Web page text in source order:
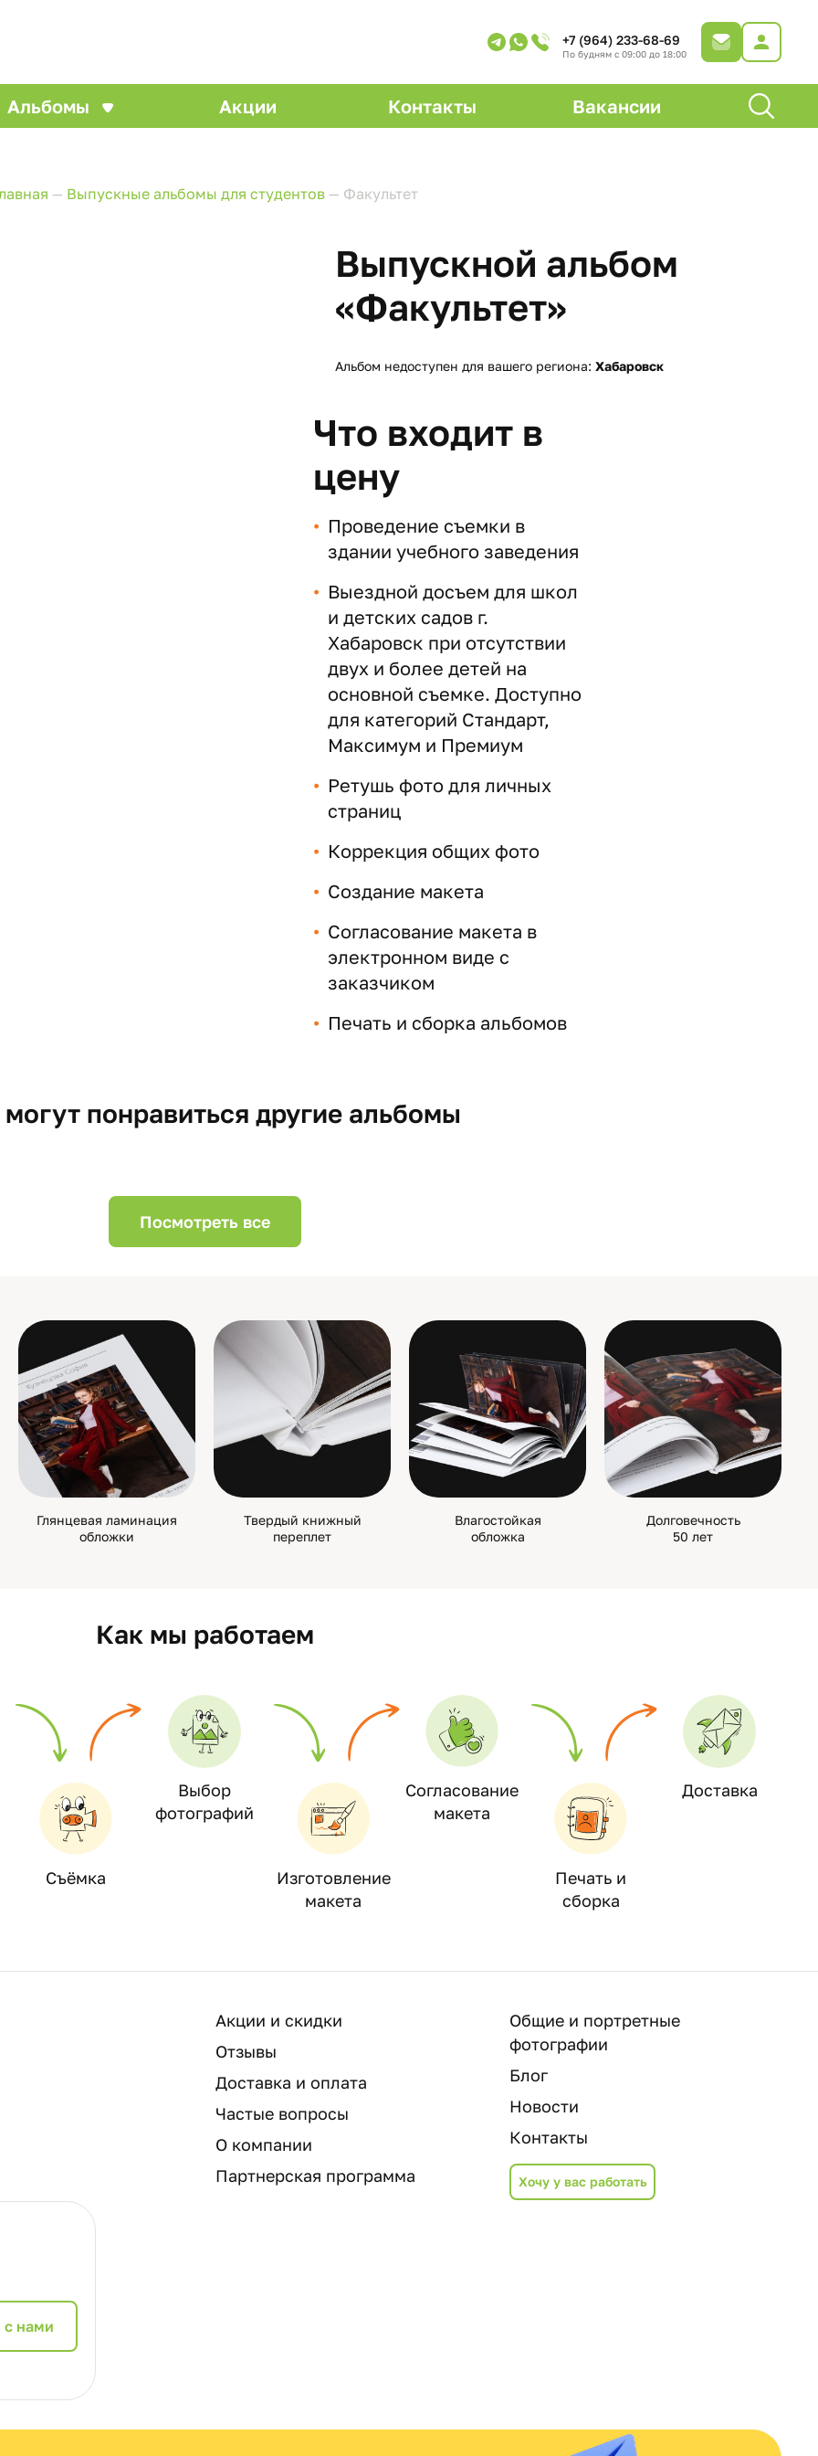
+7 (964) 233-68-69
По будням с 09:00 до 18:00
Альбомы Акции Контакты Вакансии
— Выпускные альбомы для студентов— Факультет
Выпускной альбом
«Факультет»
Альбом недоступен для вашего региона:Хабаровск
Что входит в
цену
Проведение съемки в
здании учебного заведения
Выездной досъем для школ
и детских садов г.
Хабаровск при отсутствии
двух и более детей на
основной съемке. Доступно
для категорий Стандарт,
Максимум и Премиум
Ретушь фото для личных
страниц
Коррекция общих фото
Создание макета
Согласование макета в
электронном виде с
заказчиком
Печать и сборка альбомов
понравиться другие альбомы
Посмотреть все
Глянцевая ламинация
обложки
Твердый книжный
переплет
Влагостойкая
обложка
Долговечность
50 лет
Как мы работаем
Съёмка
Выбор
фотографий
Изготовление
макета
Согласование
макета
Печать и
сборка
Доставка
Акции и скидки
Отзывы
Доставка и оплата
Частые вопросы
О компании
Партнерская программа
Общие и портретные
фотографии
Блог
Новости
Контакты
Хочу у вас работать
с нами